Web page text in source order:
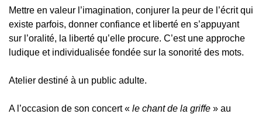
Mettre en valeur l’imagination, conjurer la peur de l’écrit qui
existe parfois, donner confiance et liberté en s’appuyant
sur l’oralité, la liberté qu’elle procure. C’est une approche
ludique et individualisée fondée sur la sonorité des mots.
Atelier destiné à un public adulte.
A l’occasion de son concert « le chant de la griffe » au